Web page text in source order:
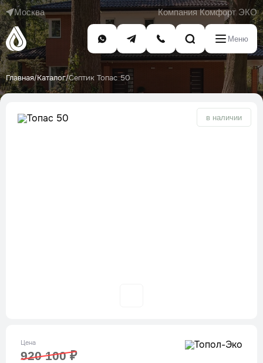
Москва Компания Комфорт ЭКО
Меню
Главная/Каталог/Септик Топас 50
в наличии
Цена
920 100 ₽